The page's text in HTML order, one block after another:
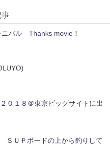
事
ニバル Thanks movie！
０１８＠東京ビッグサイトに出
ＳＵＰボードの上から釣りして